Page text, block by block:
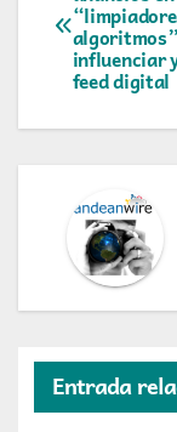
deinfluenciar
feed digital
Entrada